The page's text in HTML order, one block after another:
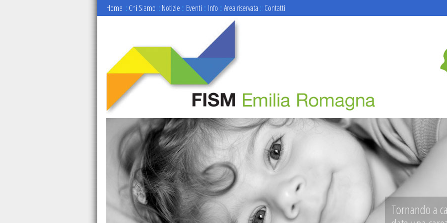
Home :: Chi Siamo :: Notizie :: Eventi :: Info ::Area riservata :: Contatti
Tornando a